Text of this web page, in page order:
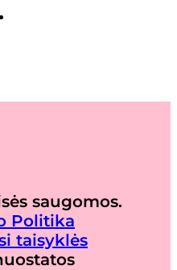
saugomos.
Politika
taisyklės